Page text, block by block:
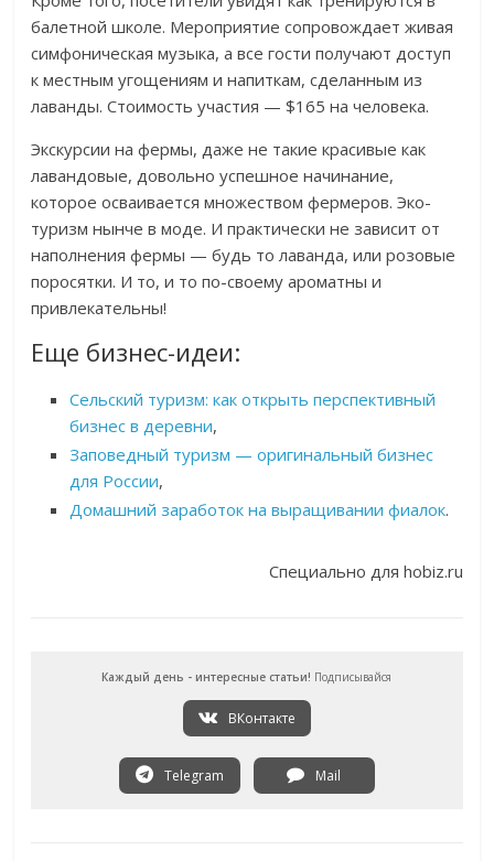
балетной школе. Мероприятие сопровождает живая
симфоническая музыка, а все гости получают доступ
к местным угощениям и напиткам, сделанным из
лаванды. Стоимость участия — $165 на человека.
Экскурсии на фермы, даже не такие красивые как
лавандовые, довольно успешное начинание,
которое осваивается множеством фермеров. Эко-
туризм нынче в моде. И практически не зависит от
наполнения фермы — будь то лаванда, или розовые
поросятки. И то, и то по-своему ароматны и
привлекательны!
Еще бизнес-идеи:
Сельский туризм: как открыть перспективный
бизнес в деревни,
Заповедный туризм — оригинальный бизнес
для России,
Домашний заработок на выращивании фиалок.
Специально для hobiz.ru
Каждый день - интересные статьи! Подписывайся
ВКонтакте
Telegram Mail